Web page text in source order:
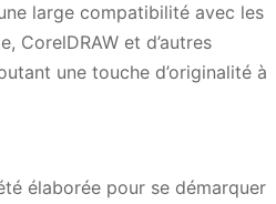
large compatibilité avec les
CorelDRAW et d’autres
une touche d’originalité à
élaborée pour se démarquer